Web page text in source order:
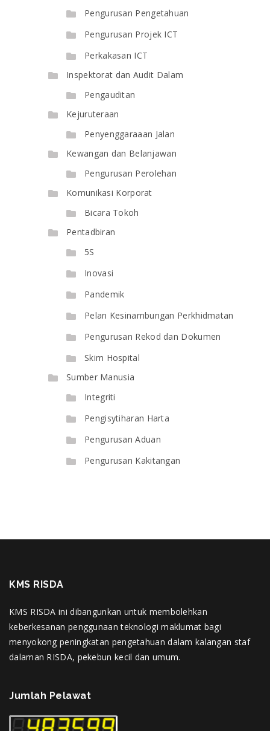
Pengurusan Pengetahuan
Pengurusan Projek ICT
Perkakasan ICT
Inspektorat dan Audit Dalam
Pengauditan
Kejuruteraan
Penyenggaraaan Jalan
Kewangan dan Belanjawan
Pengurusan Perolehan
Komunikasi Korporat
Bicara Tokoh
Pentadbiran
5S
Inovasi
Pandemik
Pelan Kesinambungan Perkhidmatan
Pengurusan Rekod dan Dokumen
Skim Hospital
Sumber Manusia
Integriti
Pengisytiharan Harta
Pengurusan Aduan
Pengurusan Kakitangan
KMS RISDA
KMS RISDA ini dibangunkan untuk membolehkan
keberkesanan penggunaan teknologi maklumat bagi
menyokong peningkatan pengetahuan dalam kalangan staf
dalaman RISDA, pekebun kecil dan umum.
Jumlah Pelawat